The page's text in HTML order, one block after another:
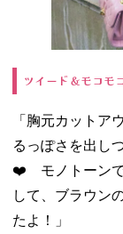
ツイード＆モコモ
「胸元カットア
るっぽさを出し
❤️ モノトーンで
して、ブラウン
たよ！」